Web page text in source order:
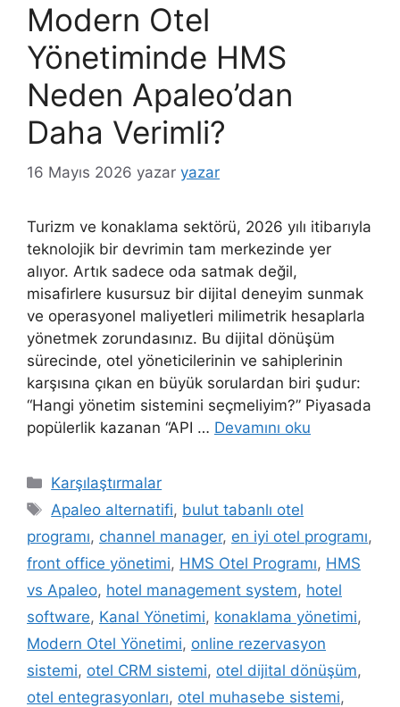
Modern Otel
Yönetiminde HMS
Neden Apaleo’dan
Daha Verimli?
16 Mayıs 2026 yazar yazar
Turizm ve konaklama sektörü, 2026 yılı itibarıyla
teknolojik bir devrimin tam merkezinde yer
alıyor. Artık sadece oda satmak değil,
misafirlere kusursuz bir dijital deneyim sunmak
ve operasyonel maliyetleri milimetrik hesaplarla
yönetmek zorundasınız. Bu dijital dönüşüm
sürecinde, otel yöneticilerinin ve sahiplerinin
karşısına çıkan en büyük sorulardan biri şudur:
“Hangi yönetim sistemini seçmeliyim?” Piyasada
popülerlik kazanan “API … Devamını oku
Kategoriler
Karşılaştırmalar
Etiketler
Apaleo alternatifi, bulut tabanlı otel
programı, channel manager, en iyi otel programı,
front office yönetimi, HMS Otel Programı, HMS
vs Apaleo, hotel management system, hotel
software, Kanal Yönetimi, konaklama yönetimi,
Modern Otel Yönetimi, online rezervasyon
sistemi, otel CRM sistemi, otel dijital dönüşüm,
otel entegrasyonları, otel muhasebe sistemi,